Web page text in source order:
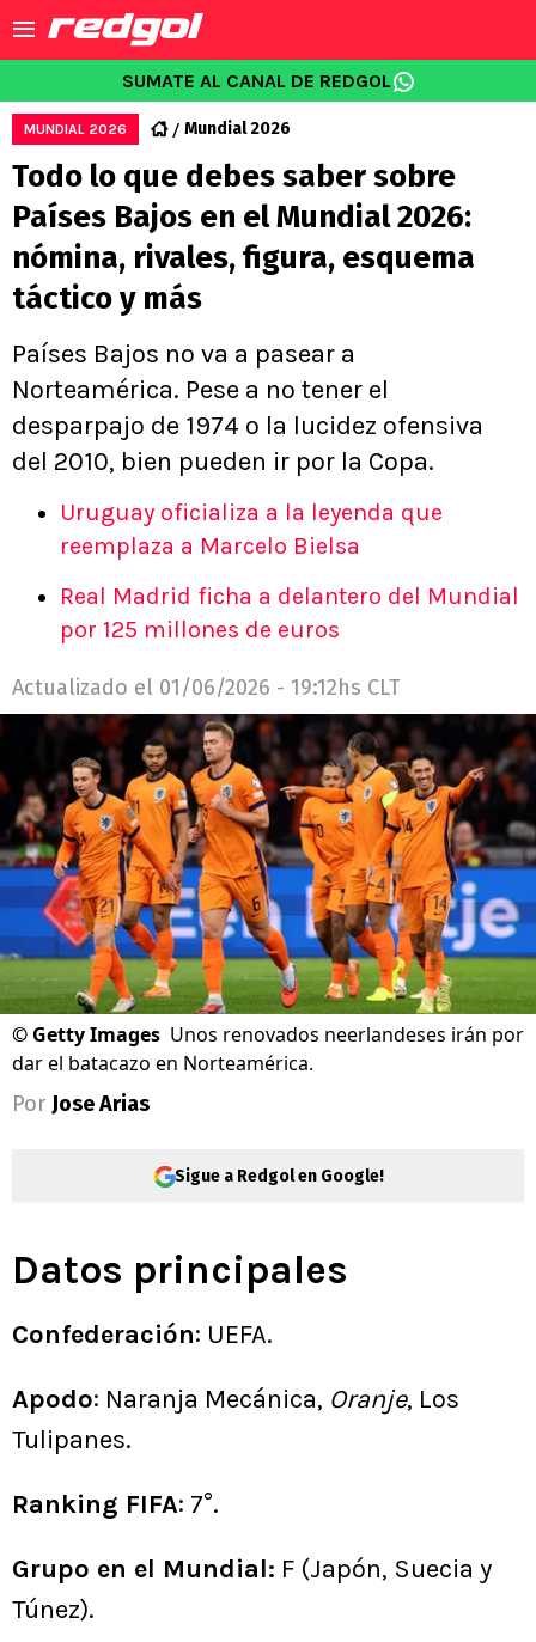
SUMATE AL CANAL DE REDGOL
MUNDIAL 2026 Mundial 2026
Todo lo que debes saber sobre
Países Bajos en el Mundial 2026:
nómina, rivales, figura, esquema
táctico y más
Países Bajos no va a pasear a
Norteamérica. Pese a no tener el
desparpajo de 1974 o la lucidez ofensiva
del 2010, bien pueden ir por la Copa.
Uruguay oficializa a la leyenda que
reemplaza a Marcelo Bielsa
Real Madrid ficha a delantero del Mundial
por 125 millones de euros
Actualizado el 01/06/2026 - 19:12hs CLT
© Getty Images Unos renovados neerlandeses irán por
dar el batacazo en Norteamérica.
Por Jose Arias
Sigue a Redgol en Google!
Datos principales
Confederación: UEFA.
Apodo: Naranja Mecánica, Oranje, Los
Tulipanes.
Ranking FIFA: 7°.
Grupo en el Mundial: F (Japón, Suecia y
Túnez).